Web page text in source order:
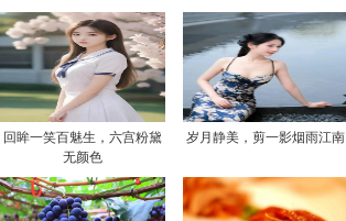
回眸一笑百魅生，六宫粉黛
无颜色
岁月静美，剪一影烟雨江南